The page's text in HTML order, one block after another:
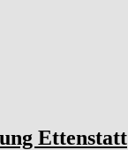
Ettenstatt